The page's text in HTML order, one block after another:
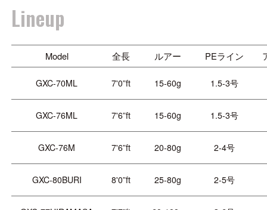
CATALOGUE
MAJOR CRAFT FACTORY
Lineup
Model 全長 ルアー PEライン
GXC-70ML 7'0”ft 15-60g 1.5-3号
GXC-76ML 7'6”ft 15-60g 1.5-3号
GXC-76M 7'6”ft 20-80g 2-4号
GXC-80BURI 8'0”ft 25-80g 2-5号